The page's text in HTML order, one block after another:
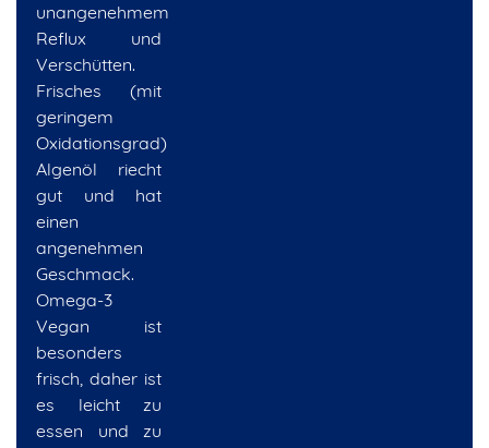
unangenehmem
Reflux und
Verschütten.
Frisches (mit
geringem
Oxidationsgrad)
Algenöl riecht
gut und hat
einen
angenehmen
Geschmack.
Omega-3
Vegan ist
besonders
frisch, daher ist
es leicht zu
essen und zu